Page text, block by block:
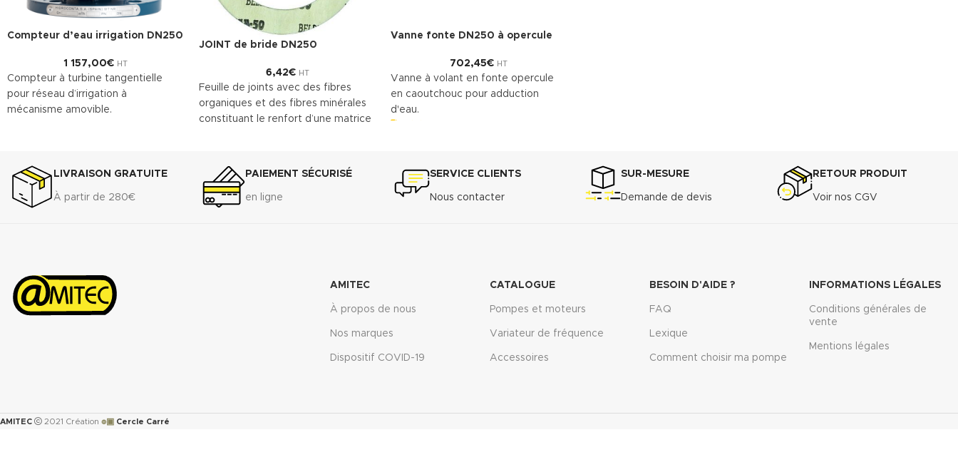
Compteur d’eau irrigation DN250
1 157,00€ HT
Compteur à turbine tangentielle
pour réseau d’irrigation à
mécanisme amovible.
à impulsions. Classe métrologique A.
Corps en fonte revêtu, offrant une
grande résistance à l’usure.
JOINT de bride DN250
6,42€ HT
Feuille de joints avec des fibres
organiques et des fibres minérales
constituant le renfort d’une matrice
gamme étendue d’emplois assurant
une bonne résistance.
DONNÉES TECHNIQUES
152...................................................................7
Perméabilité au gaz DIN 3535/6 :
Vanne fonte DN250 à opercule
702,45€ HT
Vanne à volant en fonte opercule
en caoutchouc pour adduction
d'eau.
LIVRAISON GRATUITE
À partir de 280€
PAIEMENT SÉCURISÉ
en ligne
SERVICE CLIENTS
Nous contacter
SUR-MESURE
Demande de devis
RETOUR PRODUIT
Voir nos CGV
AMITEC
À propos de nous
Nos marques
Dispositif COVID-19
CATALOGUE
Pompes et moteurs
Variateur de fréquence
Accessoires
BESOIN D'AIDE ?
FAQ
Lexique
Comment choisir ma pompe
INFORMATIONS LÉGALES
Conditions générales de
vente
Mentions légales
AMITEC 2021 Création ๏▣ Cercle Carré